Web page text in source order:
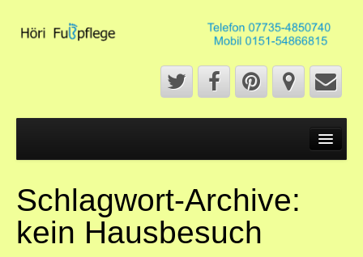
Fußpflege
French Pediküre
Schlagwort-Archive:
kein Hausbesuch